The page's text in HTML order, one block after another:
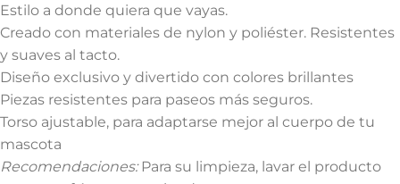
Estilo a donde quiera que vayas.
Creado con materiales de nylon y poliéster. Resistentes
y suaves al tacto.
Diseño exclusivo y divertido con colores brillantes
Piezas resistentes para paseos más seguros.
Torso ajustable, para adaptarse mejor al cuerpo de tu
mascota
Recomendaciones:Para su limpieza, lavar el producto